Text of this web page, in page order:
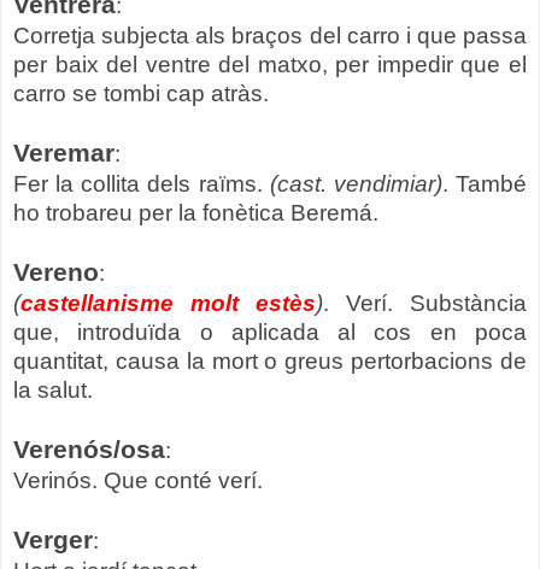
:
Corretja subjecta als braços del carro i que passa
per baix del ventre del matxo, per impedir que el
carro se tombi cap atràs.
Veremar:
Fer la collita dels raïms. (cast. vendimiar). També
ho trobareu per la fonètica Beremá.
Vereno:
(castellanisme molt estès). Verí. Substància
que, introduïda o aplicada al cos en poca
quantitat, causa la mort o greus pertorbacions de
la salut.
Verenós/osa:
Verinós. Que conté verí.
Verger: